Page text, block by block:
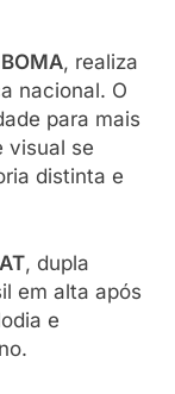
BOMA, realiza
nacional. O
para mais
visual se
distinta e
, dupla
em alta após
e